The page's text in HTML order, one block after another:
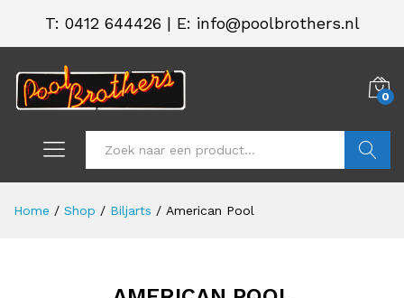
T: 0412 644426 | E: info@poolbrothers.nl
0
Home / Shop / Biljarts / American Pool